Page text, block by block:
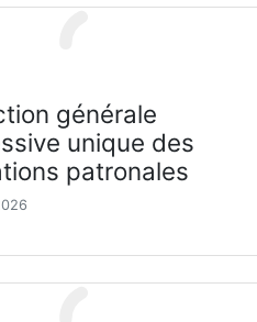
générale
unique des
patronales